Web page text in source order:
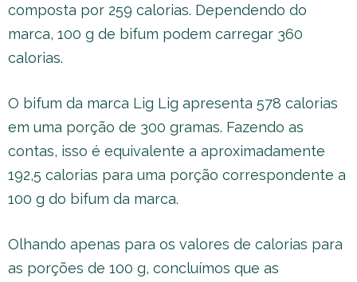
composta por 259 calorias. Dependendo do
marca, 100 g de bifum podem carregar 360
calorias.
O bifum da marca Lig Lig apresenta 578 calorias
em uma porção de 300 gramas. Fazendo as
contas, isso é equivalente a aproximadamente
192,5 calorias para uma porção correspondente a
100 g do bifum da marca.
Olhando apenas para os valores de calorias para
as porções de 100 g, concluímos que as